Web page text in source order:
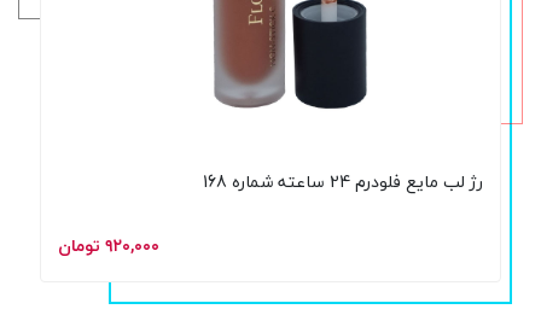
رژ لب مایع فلودرم 24 ساعته شماره 168
۹۲۰,۰۰۰ تومان